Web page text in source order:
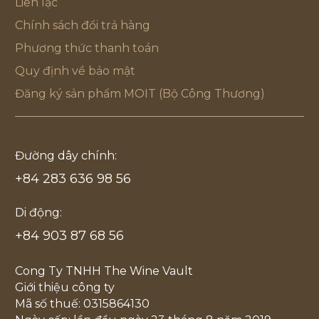
Liên lạc
Chính sách đổi trả hàng
Phương thức thanh toán
Quy định về bảo mật
Đăng ký sản phẩm MOIT (Bộ Công Thương)
Đường dây chính:
+84 283 636 98 56
Di động:
+84 903 87 68 56
Cong Ty TNHH The Wine Vault
Giới thiệu công ty
Mã số thuế: 0315864130